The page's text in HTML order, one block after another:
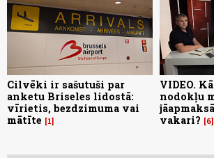
Cilvēki ir sašutuši par
anketu Briseles lidostā:
vīrietis, bezdzimuma vai
mātīte
1
VIDEO.
nodokļu
vakari?
6